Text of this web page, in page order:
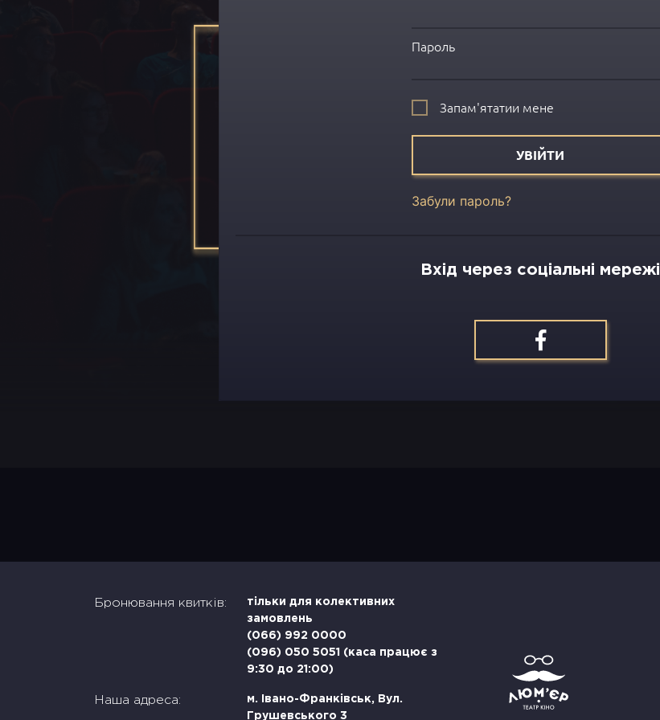
Пароль
Запам'ятатии мене
УВІЙТИ
Забули пароль?
Вхід через соціальні мережі
Бронювання квитків:
тільки для колективних
замовлень
(066) 992 0000
(096) 050 5051 (каса працює з
9:30 до 21:00)
Наша адреса:
м. Івано-Франківськ, Вул.
Грушевського 3